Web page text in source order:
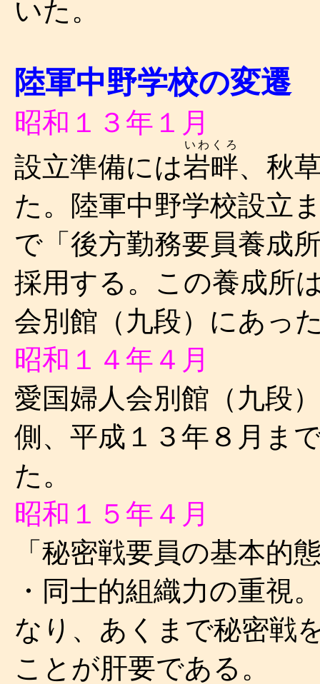
いた。
陸軍中野学校の変遷
昭和１３年１月
設立準備には岩畔
いわくろ
、秋
た。陸軍中野学校設立
で「後方勤務要員養成
採用する。この養成所
会別館（九段）にあっ
昭和１４年４月
愛国婦人会別館（九段
側、平成１３年８月ま
た。
昭和１５年４月
「秘密戦要員の基本的
・同士的組織力の重視
なり、あくまで秘密戦
ことが肝要である。